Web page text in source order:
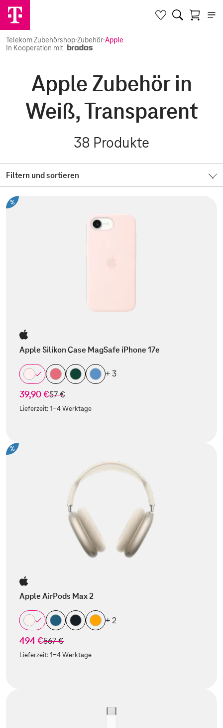
Telekom Zubehörshop·Zubehör·Apple
In Kooperation mit
Apple Zubehör in
Weiß, Transparent
38 Produkte
Filtern und sortieren
%
Apple Silikon Case MagSafe iPhone 17e
+ 3
39,90 €statt
57 €
Lieferzeit:1-4 Werktage
%
Apple AirPods Max 2
+ 2
494 €statt
567 €
Lieferzeit:1-4 Werktage